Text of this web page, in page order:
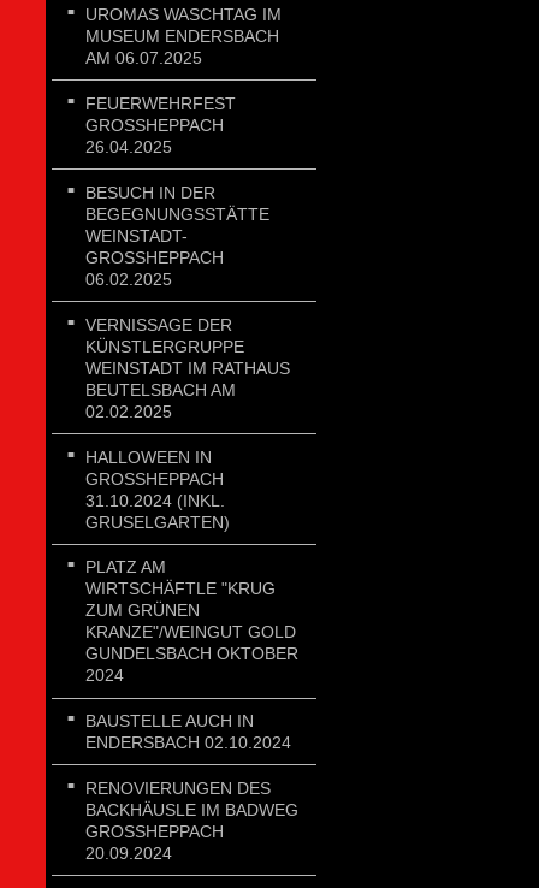
UROMAS WASCHTAG IM
MUSEUM ENDERSBACH
AM 06.07.2025
FEUERWEHRFEST
GROSSHEPPACH 2
6.04.2025
BESUCH IN DER
BEGEGNUNGSSTÄTTE
WEINSTADT-
GROSSHEPPACH 0
6.02.2025
VERNISSAGE DER
KÜNSTLERGRUPPE
WEINSTADT IM RATHAUS
BEUTELSBACH AM
02.02.2025
HALLOWEEN IN
GROSSHEPPACH 3
1.10.2024 (INKL. G
RUSELGARTEN)
PLATZ AM
WIRTSCHÄFTLE "KRUG
ZUM GRÜNEN
KRANZE"/WEINGUT GOLD
GUNDELSBACH OKTOBER
2024
BAUSTELLE AUCH IN
ENDERSBACH 02.10.2024
RENOVIERUNGEN DES
BACKHÄUSLE IM BADWEG
GROSSHEPPACH 2
0.09.2024